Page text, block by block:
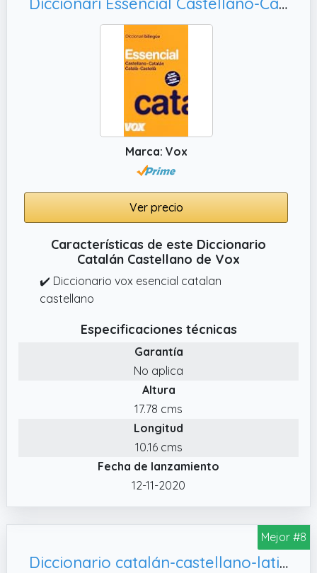
Marca: Vox
Ver precio
Características de este Diccionario
Catalán Castellano de Vox
✔️ Diccionario vox esencial catalan
castellano
Especificaciones técnicas
Garantía
No aplica
Altura
17.78 cms
Longitud
10.16 cms
Fecha de lanzamiento
12-11-2020
Mejor #8
Diccionario catalán-castellano-latino: Tomo 1